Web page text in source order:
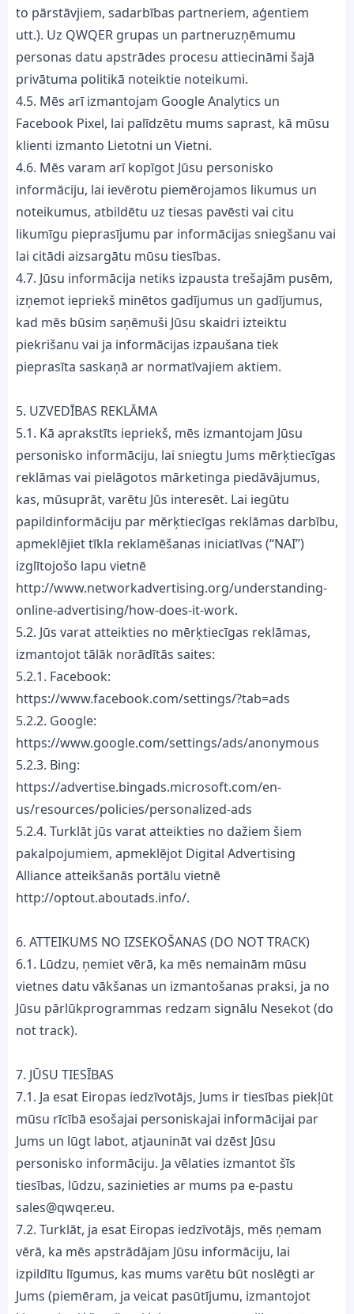
to pārstāvjiem, sadarbības partneriem, aģentiem
utt.). Uz QWQER grupas un partneruzņēmumu
personas datu apstrādes procesu attiecināmi šajā
privātuma politikā noteiktie noteikumi.
4.5. Mēs arī izmantojam Google Analytics un
Facebook Pixel, lai palīdzētu mums saprast, kā mūsu
klienti izmanto Lietotni un Vietni.
4.6. Mēs varam arī kopīgot Jūsu personisko
informāciju, lai ievērotu piemērojamos likumus un
noteikumus, atbildētu uz tiesas pavēsti vai citu
likumīgu pieprasījumu par informācijas sniegšanu vai
lai citādi aizsargātu mūsu tiesības.
4.7. Jūsu informācija netiks izpausta trešajām pusēm,
izņemot iepriekš minētos gadījumus un gadījumus,
kad mēs būsim saņēmuši Jūsu skaidri izteiktu
piekrišanu vai ja informācijas izpaušana tiek
pieprasīta saskaņā ar normatīvajiem aktiem.
5. UZVEDĪBAS REKLĀMA
5.1. Kā aprakstīts iepriekš, mēs izmantojam Jūsu
personisko informāciju, lai sniegtu Jums mērķtiecīgas
reklāmas vai pielāgotos mārketinga piedāvājumus,
kas, mūsuprāt, varētu Jūs interesēt. Lai iegūtu
papildinformāciju par mērķtiecīgas reklāmas darbību,
apmeklējiet tīkla reklamēšanas iniciatīvas (“NAI”)
izglītojošo lapu vietnē
http://www.networkadvertising.org/understanding-
online-advertising/how-does-it-work.
5.2. Jūs varat atteikties no mērķtiecīgas reklāmas,
izmantojot tālāk norādītās saites:
5.2.1. Facebook:
https://www.facebook.com/settings/?tab=ads
5.2.2. Google:
https://www.google.com/settings/ads/anonymous
5.2.3. Bing:
https://advertise.bingads.microsoft.com/en-
us/resources/policies/personalized-ads
5.2.4. Turklāt jūs varat atteikties no dažiem šiem
pakalpojumiem, apmeklējot Digital Advertising
Alliance atteikšanās portālu vietnē
http://optout.aboutads.info/.
6. ATTEIKUMS NO IZSEKOŠANAS (DO NOT TRACK)
6.1. Lūdzu, ņemiet vērā, ka mēs nemainām mūsu
vietnes datu vākšanas un izmantošanas praksi, ja no
Jūsu pārlūkprogrammas redzam signālu Nesekot (do
not track).
7. JŪSU TIESĪBAS
7.1. Ja esat Eiropas iedzīvotājs, Jums ir tiesības piekļūt
mūsu rīcībā esošajai personiskajai informācijai par
Jums un lūgt labot, atjaunināt vai dzēst Jūsu
personisko informāciju. Ja vēlaties izmantot šīs
tiesības, lūdzu, sazinieties ar mums pa e-pastu
sales@qwqer.eu.
7.2. Turklāt, ja esat Eiropas iedzīvotājs, mēs ņemam
vērā, ka mēs apstrādājam Jūsu informāciju, lai
izpildītu līgumus, kas mums varētu būt noslēgti ar
Jums (piemēram, ja veicat pasūtījumu, izmantojot